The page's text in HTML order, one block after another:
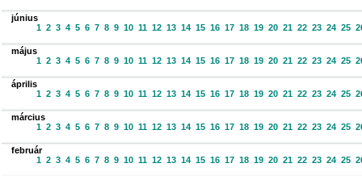
június
1 2 3 4 5 6 7 8 9 10 11 12 13 14 15 16 17 18 19 20 21 22 23 24 25
május
1 2 3 4 5 6 7 8 9 10 11 12 13 14 15 16 17 18 19 20 21 22 23 24 25
április
1 2 3 4 5 6 7 8 9 10 11 12 13 14 15 16 17 18 19 20 21 22 23 24 25
március
1 2 3 4 5 6 7 8 9 10 11 12 13 14 15 16 17 18 19 20 21 22 23 24 25
február
1 2 3 4 5 6 7 8 9 10 11 12 13 14 15 16 17 18 19 20 21 22 23 24 25